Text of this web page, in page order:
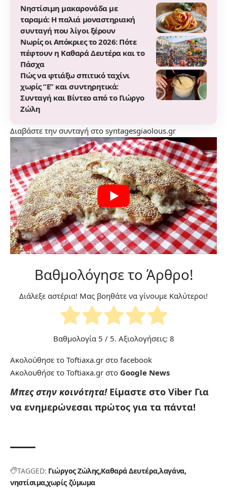
Νηστίσιμη μακαρονάδα με
ταραμά: Η παλιά μοναστηριακή
συνταγή που λίγοι ξέρουν
Νωρίς οι Απόκριες το 2026: Πότε
πέφτουν η Καθαρά Δευτέρα και το
Πάσχα
Πώς να φτιάξω σπιτικό ταχίνι
χωρίς “Ε” και συντηρητικά:
Συνταγή και Βίντεο από το Γιώργο
Ζώλη
Διαβάστε την συνταγή στο syntagesgiaolous.gr
Βαθμολόγησε το Άρθρο!
Διάλεξε αστέρια! Μας βοηθάτε να γίνουμε Καλύτεροι!
Βαθμολογία 5 / 5. Αξιολογήσεις: 8
Ακολούθησε το Toftiaxa.gr στο facebook
Ακολουθήσε το Toftiaxa.gr στο Google News
Μπες στην κοινότητα! Είμαστε στο Viber Για
να ενημερώνεσαι πρώτος για τα πάντα!
TAGGED: Γιώργος Ζώλης Καθαρά Δευτέραλαγάνα
νηστίσιμαχωρίς ζύμωμα